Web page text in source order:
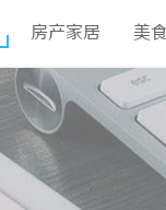
房产家居 美